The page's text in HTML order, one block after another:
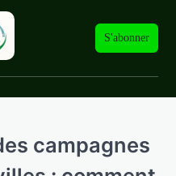
S'abonner
campagnes